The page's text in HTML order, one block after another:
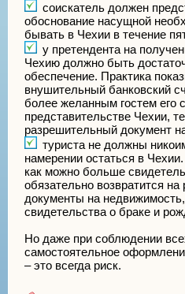
соискатель должен
обоснование насущной
бывать в Чехии в течение
у претендента на
Чехию должно быть
обеспечение. Практика
внушительный банковский
более желанным гостем его
представительстве Чехии,
разрешительный документ
туриста не должны
намерении остаться в
как можно больше
обязательно возвратится
документы на
свидетельства о браке и
Но даже при соблюдении
самостоятельное
– это всегда риск.